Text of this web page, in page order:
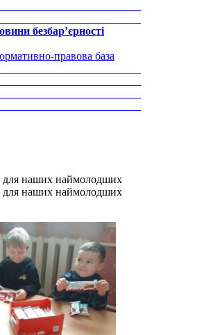
безбар’єрності
правова база
для наших наймолодших
для наших наймолодших